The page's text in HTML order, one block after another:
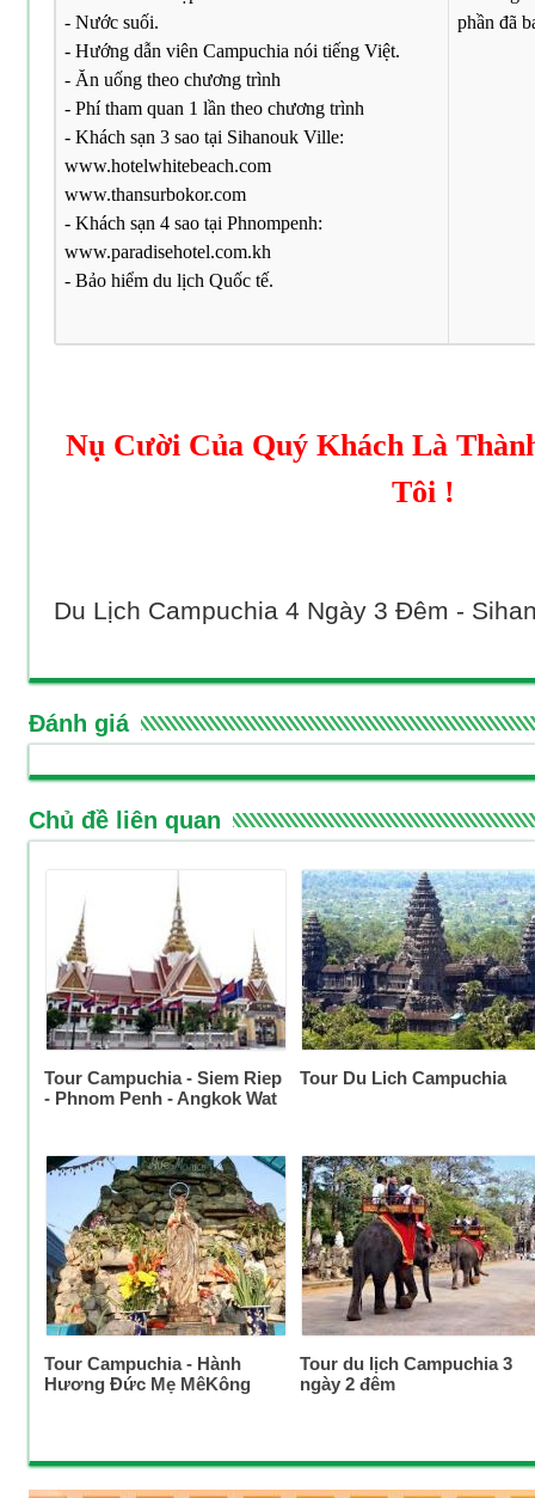
- Nước suối.
- Hướng dẫn viên Campuchia nói tiếng Việt.
- Ăn uống theo chương trình
- Phí tham quan 1 lần theo chương trình
- Khách sạn 3 sao tại Sihanouk Ville:
www.hotelwhitebeach.com
www.thansurbokor.com
- Khách sạn 4 sao tại Phnompenh:
www.paradisehotel.com.kh
- Bảo hiểm du lịch Quốc tế.
phần đã
Nụ Cười Của Quý Khách Là
Tôi !
Du Lịch Campuchia 4 Ngày 3 Đêm -
Đánh giá
Chủ đề liên quan
Tour Campuchia - Siem Riep
- Phnom Penh - Angkok Wat
Tour Du Lich Campuchia
Tour Campuchia - Hành
Hương Đức Mẹ MêKông
Tour du lịch Campuchia 3
ngày 2 đêm